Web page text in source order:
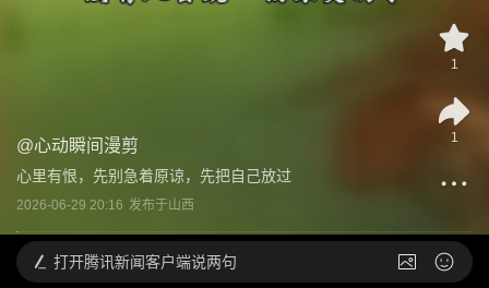
@心动瞬间漫剪
心里有恨，先别急着原谅，先把自己放过
2026-06-29 20:16 发布于山西
1
1
打开腾讯新闻客户端说两句